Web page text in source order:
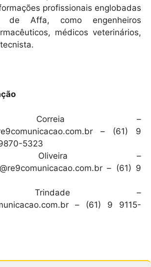
profissionais englobadas
de Affa, como engenheiros
médicos veterinários,
Correia –
– (61) 9
5323
Oliveira –
– (61) 9
Trindade –
– (61) 9 9115-